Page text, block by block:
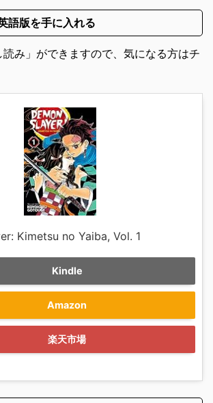
語版を手に入れる
み」ができますので、気になる方はチ
Kimetsu no Yaiba, Vol. 1
Kindle
Amazon
楽天市場